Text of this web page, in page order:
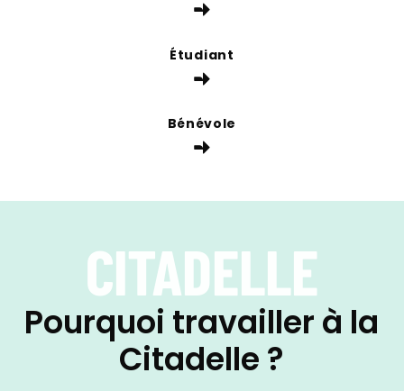
Étudiant
Bénévole
CITADELLE
Pourquoi travailler à la
Citadelle ?